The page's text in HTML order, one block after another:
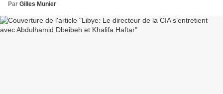
Par Gilles Munier